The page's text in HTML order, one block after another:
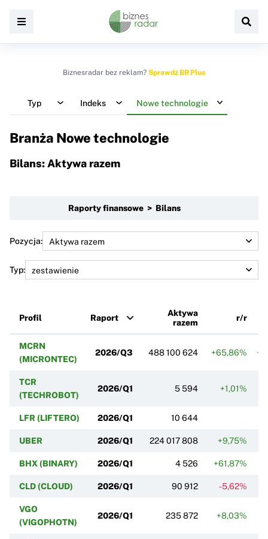
Biznesradar bez reklam? Sprawdź BR Plus
Typ Indeks Nowe technologie
Branża Nowe technologie
Bilans: Aktywa razem
Raporty finansowe > Bilans
Pozycja:
Typ:
Profil Raport
Aktywa
razem
r/r
MCRN
(MICRONTEC)
2026/Q3 488 100 624 +65,86%
TCR
(TECHROBOT)
2026/Q1 5 594 +1,01%
LFR (LIFTERO) 2026/Q1 10 644
UBER 2026/Q1 224 017 808 +9,75%
BHX (BINARY) 2026/Q1 4 526 +61,87%
CLD (CLOUD) 2026/Q1 90 912 -5,62%
VGO
(VIGOPHOTN)
2026/Q1 235 872 +8,03%